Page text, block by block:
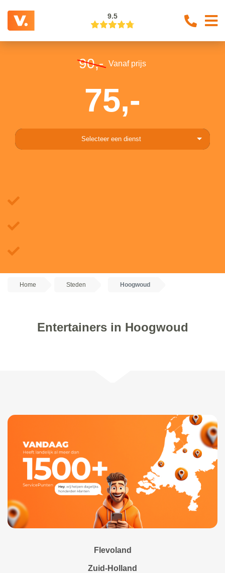
9.5
90,- Vanaf prijs
75,-
Selecteer een dienst
Home Steden Hoogwoud
Entertainers in Hoogwoud
Flevoland
Zuid-Holland